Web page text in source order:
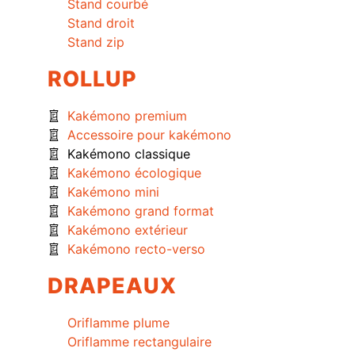
Stand courbé
Stand droit
Stand zip
ROLLUP
Kakémono premium
Accessoire pour kakémono
Kakémono classique
Kakémono écologique
Kakémono mini
Kakémono grand format
Kakémono extérieur
Kakémono recto-verso
DRAPEAUX
Oriflamme plume
Oriflamme rectangulaire